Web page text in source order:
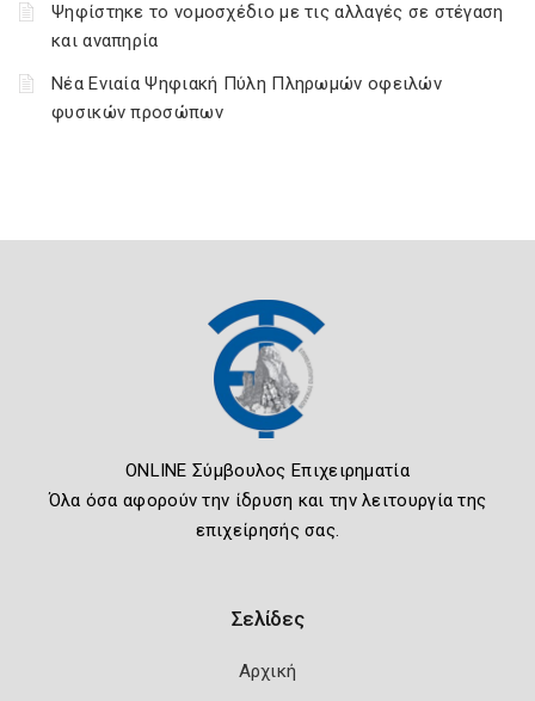
Ψηφίστηκε το νομοσχέδιο με τις αλλαγές σε στέγαση
και αναπηρία
Νέα Ενιαία Ψηφιακή Πύλη Πληρωμών οφειλών
φυσικών προσώπων
ONLINE Σύμβουλος Επιχειρηματία
Όλα όσα αφορούν την ίδρυση και την λειτουργία της
επιχείρησής σας.
Σελίδες
Αρχική